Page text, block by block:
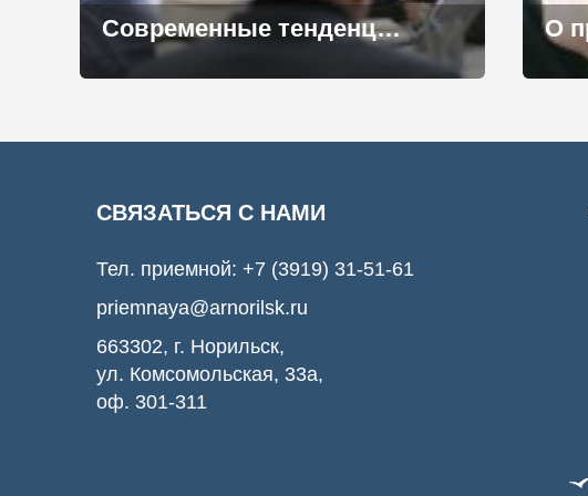
Современные тенденции развития гостиничного бизнеса обсудили в АРН
СВЯЗАТЬСЯ С НАМИ
Тел. приемной: +7 (3919) 31-51-61
priemnaya@arnorilsk.ru
663302, г. Норильск,
ул. Комсомольская, 33а,
оф. 301-311